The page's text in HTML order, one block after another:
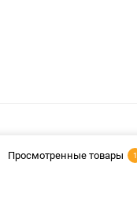
Просмотренные товары 1